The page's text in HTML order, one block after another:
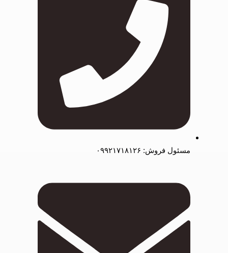
مسئول فروش: ۰۹۹۲۱۷۱۸۱۲۶